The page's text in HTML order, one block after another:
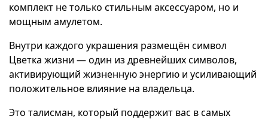
комплект не только стильным аксессуаром, но и
мощным амулетом.
Внутри каждого украшения размещён символ
Цветка жизни — один из древнейших символов,
активирующий жизненную энергию и усиливающий
положительное влияние на владельца.
Это талисман, который поддержит вас в самых